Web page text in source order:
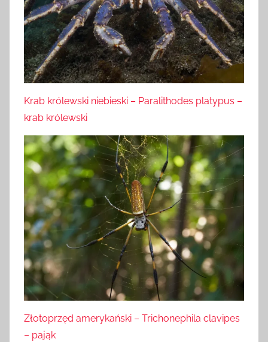
Krab królewski niebieski – Paralithodes platypus –
krab królewski
Złotoprzęd amerykański – Trichonephila clavipes
– pająk